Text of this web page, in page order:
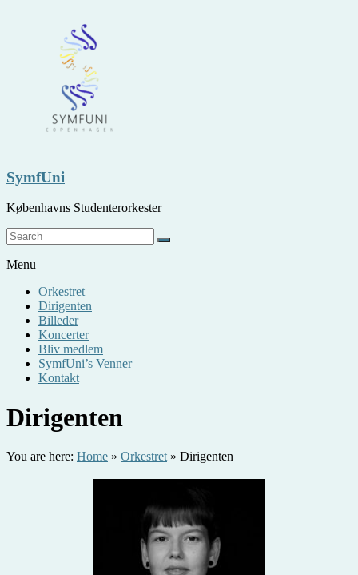
SymfUni
Københavns Studenterorkester
Menu
Orkestret
Dirigenten
Billeder
Koncerter
Bliv medlem
SymfUni’s Venner
Kontakt
Dirigenten
You are here: Home » Orkestret » Dirigenten